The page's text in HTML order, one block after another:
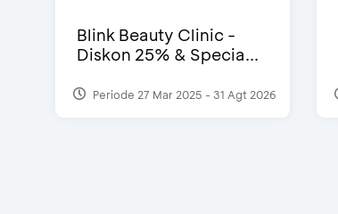
Blink Beauty Clinic -
Diskon 25% & Specia...
Periode 27 Mar 2025 - 31 Agt 2026